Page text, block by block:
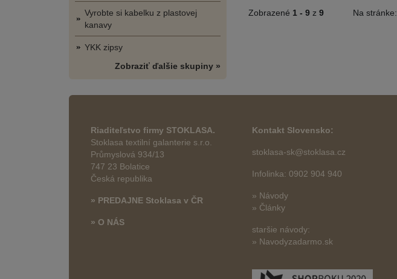
Vyrobte si kabelku z plastovej
kanavy
YKK zipsy
Zobraziť ďalšie skupiny »
Zobrazené 1 - 9 z 9 Na stránke:
Riaditeľstvo firmy STOKLASA.
Stoklasa textilní galanterie s.r.o.
Průmyslová 934/13
747 23 Bolatice
Česká republika
» PREDAJNE Stoklasa v ČR
» O NÁS
Kontakt Slovensko:
stoklasa-sk@stoklasa.cz
Infolinka: 0902 904 940
» Návody
» Články
staršie návody:
» Navodyzadarmo.sk